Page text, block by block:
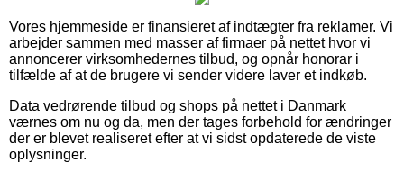
Vores hjemmeside er finansieret af indtægter fra reklamer. Vi
arbejder sammen med masser af firmaer på nettet hvor vi
annoncerer virksomhedernes tilbud, og opnår honorar i
tilfælde af at de brugere vi sender videre laver et indkøb.
Data vedrørende tilbud og shops på nettet i Danmark
værnes om nu og da, men der tages forbehold for ændringer
der er blevet realiseret efter at vi sidst opdaterede de viste
oplysninger.